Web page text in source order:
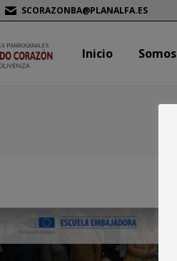
SCORAZONBA@PLANALFA.ES
Inicio Somos
Inicio Somos